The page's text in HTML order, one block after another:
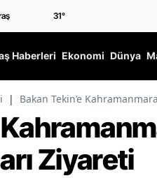
31°
Haberleri Ekonomi Dünya
| Bakan Tekin’e
Ziyareti